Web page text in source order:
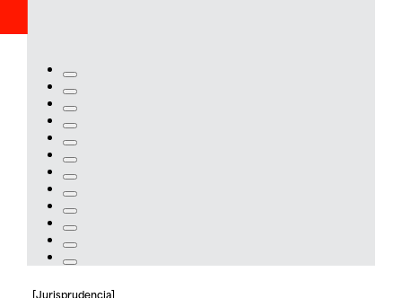
[Jurisprudencia]